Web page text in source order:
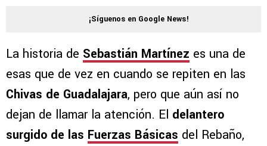
¡Síguenos en Google News!
La historia de Sebastián Martínez es una de
esas que de vez en cuando se repiten en las
Chivas de Guadalajara, pero que aún así no
dejan de llamar la atención. El delantero
surgido de las Fuerzas Básicas del Rebaño,